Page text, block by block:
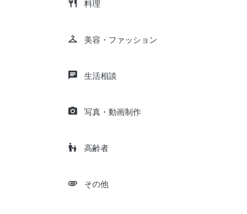
restaurant 料理
checkroom 美容・ファッション
chat 生活相談
camera_alt 写真・動画制作
escalator_warning 高齢者
attachment その他